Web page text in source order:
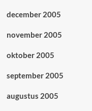
december 2005
november 2005
oktober 2005
september 2005
augustus 2005